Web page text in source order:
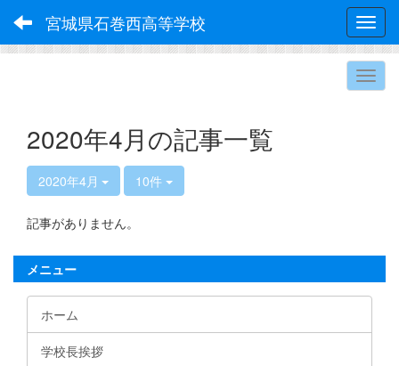
宮城県石巻西高等学校
2020年4月の記事一覧
2020年4月 10件
記事がありません。
メニュー
ホーム
学校長挨拶